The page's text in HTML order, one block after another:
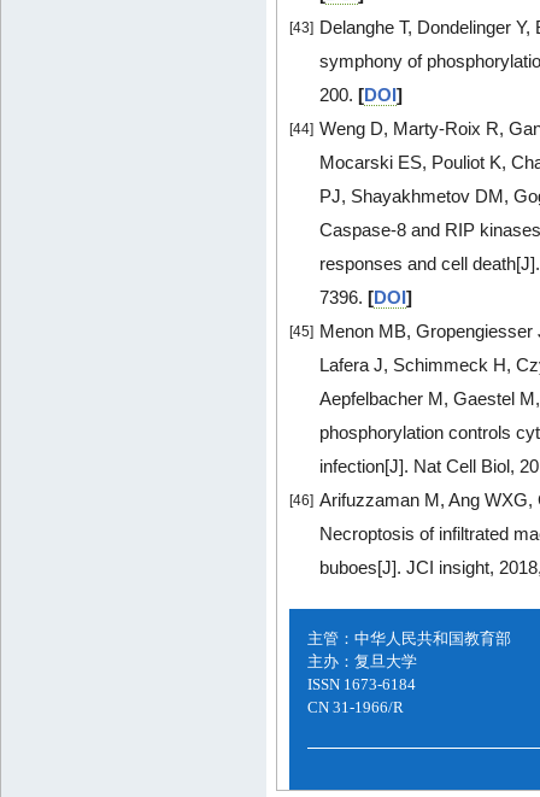
[43] Delanghe T, Dondelinger
symphony of
200. [DOI]
[44] Weng D, Marty-Roix R,
Mocarski ES, Pouliot K,
PJ, Shayakhmetov DM,
Caspase-8 and RIP
responses and cell
7396. [DOI]
[45] Menon MB,
Lafera J, Schimmeck H,
Aepfelbacher M, Gaestel
phosphorylation controls
infection[J]. Nat Cell Biol,
[46] Arifuzzaman M, Ang WXG,
Necroptosis of infiltrated
buboes[J]. JCI insight,